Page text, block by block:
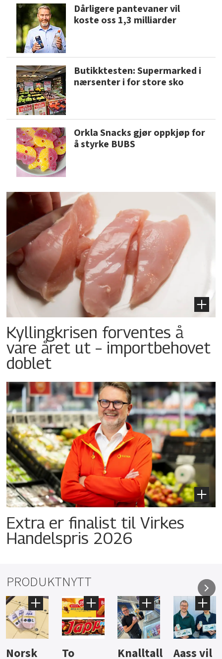
Dårligere pantevaner vil
koste oss 1,3 milliarder
Butikktesten: Supermarked i
nærsenter i for store sko
Orkla Snacks gjør oppkjøp for
å styrke BUBS
Kyllingkrisen forventes å
vare året ut – importbehovet
doblet
Extra er finalist til Virkes
Handelspris 2026
PRODUKTNYTT
Knalltall
Aass vil
Brus og
Hard